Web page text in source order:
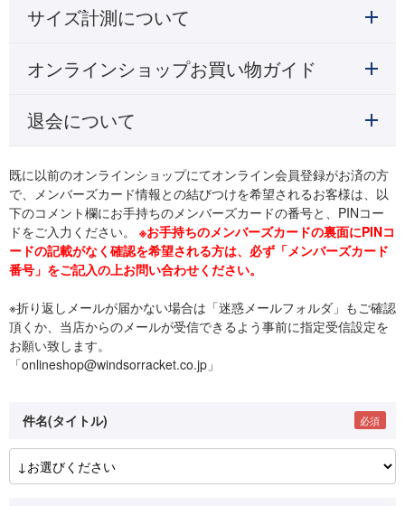
サイズ計測について
オンラインショップお買い物ガイド
退会について
既に以前のオンラインショップにてオンライン会員登録がお済の方
で、メンバーズカード情報との結びつけを希望されるお客様は、以
下のコメント欄にお手持ちのメンバーズカードの番号と、PINコー
ドをご入力ください。 ※お手持ちのメンバーズカードの裏面にPINコ
ードの記載がなく確認を希望される方は、必ず「メンバーズカード
番号」をご記入の上お問い合わせください。
※折り返しメールが届かない場合は「迷惑メールフォルダ」もご確認
頂くか、当店からのメールが受信できるよう事前に指定受信設定を
お願い致します。
「onlineshop@windsorracket.co.jp」
件名(タイトル)